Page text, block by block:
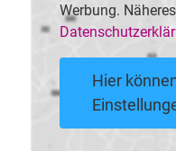
Werbung.
Hier